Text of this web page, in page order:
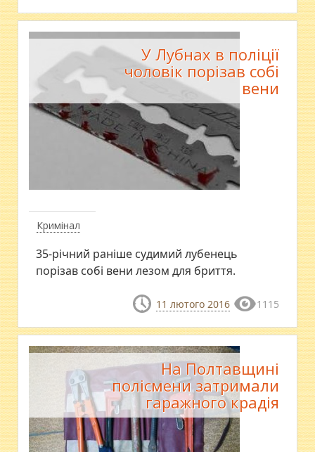
Кримінал
У Лубнах в поліції
чоловік порізав собі
вени
35-річний раніше судимий лубенець
порізав собі вени лезом для бриття.
11 лютого 2016 1115
На Полтавщині
полісмени затримали
гаражного крадія